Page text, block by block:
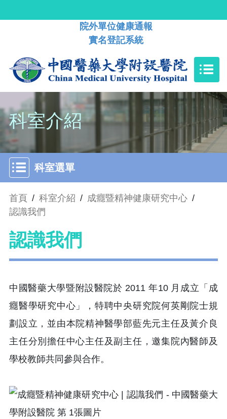
院外單位健康通報
實名登記系統
科室介紹
科室選單
首頁 / 科室介紹 / 成癮暨精神健康研究中心 /
認識我們
認識我們
中國醫藥大學暨附設醫院於 2011 年10 月成立「成
癮醫學研究中心」，特聘中央研究院何英剛院士規
劃設立，並由本院精神醫學部藍先元主任及黃介良
主任分別擔任中心主任及副主任，邀集院內醫師及
學校教師共同參與合作。